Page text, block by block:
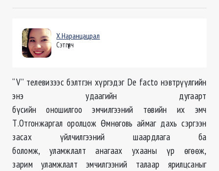
Х.Наранцацрал
Сэтгүүлч
“V” телевизээс бэлтгэн хүргэдэг De facto нэвтрүүлгийн
энэ удаагийн дугаарт
бүсийн оношилгоо эмчилгээний төвийн их эмч
Т.Отгонжаргал оролцож Өмнөговь аймаг дахь сэргээн
засах үйлчилгээний шаардлага ба
боломж, уламжлалт анагаах ухааны үр өгөөж,
зарим уламжлалт эмчилгээний талаар ярилцсаныг